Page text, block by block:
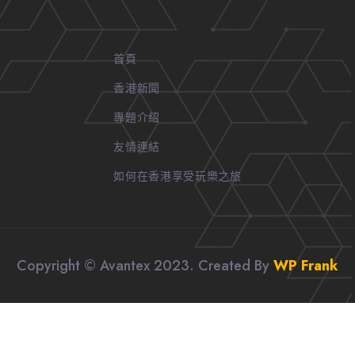
首頁
香港新聞
專題介紹
友情連結
如何在香港享受玩樂之旅
Copyright © Avantex 2023. Created ByWP Frank